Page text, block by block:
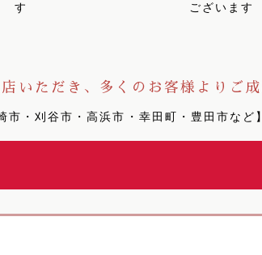
す
ございます
いただき、多くのお客様よりご
市・刈谷市・高浜市・幸田町・豊田市など】